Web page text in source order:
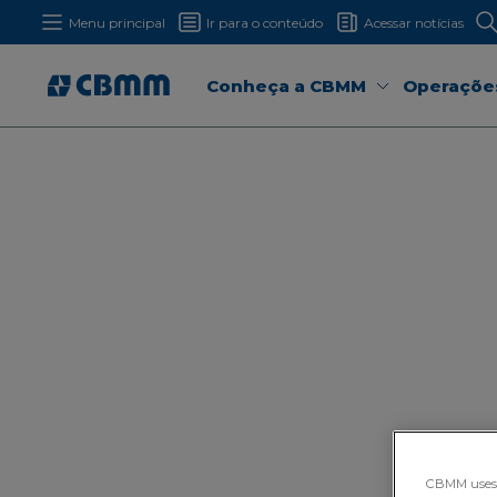
Menu principal Ir para o conteúdo Acessar notícias
Conheça a CBMM
CBMM